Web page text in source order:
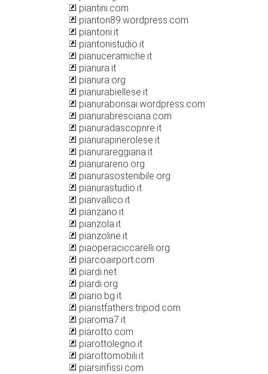
piantini.com
pianton89.wordpress.com
piantoni.it
piantonistudio.it
pianuceramiche.it
pianura.it
pianura.org
pianurabiellese.it
pianurabonsai.wordpress.com
pianurabresciana.com
pianuradascoprire.it
pianurapinerolese.it
pianurareggiana.it
pianurareno.org
pianurasostenibile.org
pianurastudio.it
pianvallico.it
pianzano.it
pianzola.it
pianzoline.it
piaoperaciccarelli.org
piarcoairport.com
piardi.net
piardi.org
piario.bg.it
piaristfathers.tripod.com
piaroma7.it
piarotto.com
piarottolegno.it
piarottomobili.it
piarsinfissi.com